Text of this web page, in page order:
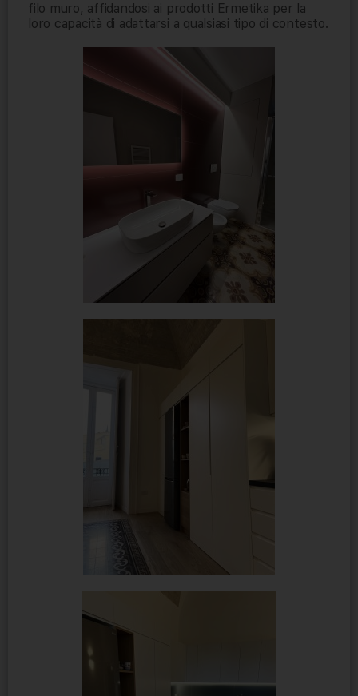
filo muro, affidandosi ai prodotti Ermetika per la
loro capacità di adattarsi a qualsiasi tipo di contesto.